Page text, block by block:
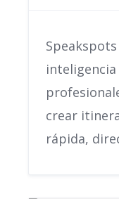
crear
rápida,